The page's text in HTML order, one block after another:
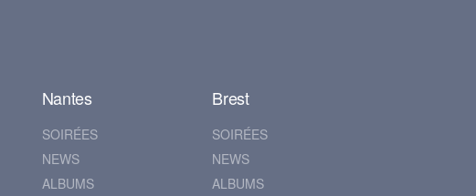
Nantes
SOIRÉES
NEWS
ALBUMS
Brest
SOIRÉES
NEWS
ALBUMS